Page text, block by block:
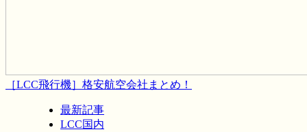
［LCC飛行機］格安航空会社まとめ！
最新記事
LCC国内